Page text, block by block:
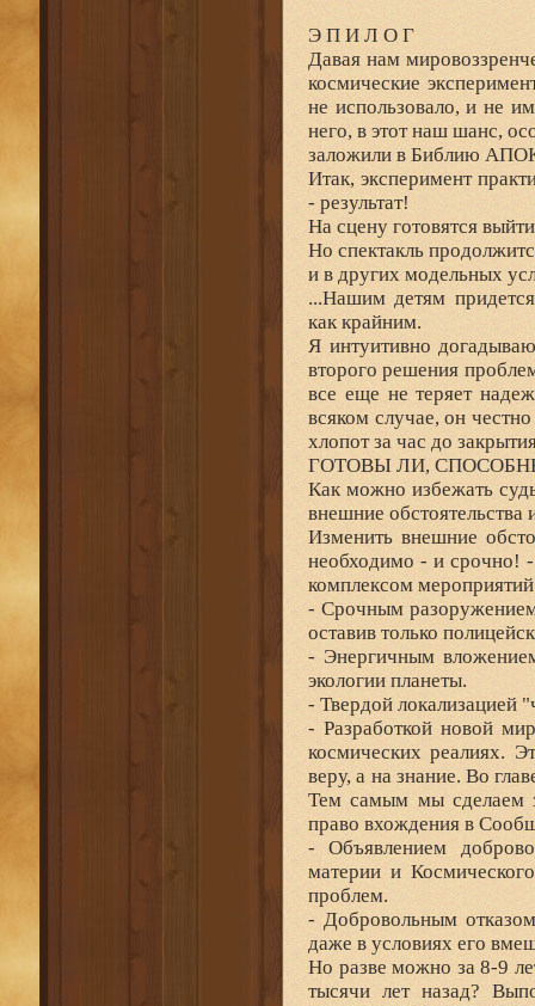
Э П И Л О Г
Давая нам
космические
не использовало, и не
него, в этот наш шанс,
заложили в Библию
Итак, эксперимент
- результат!
На сцену готовятся
Но спектакль
и в других модельных
...Нашим детям придется
как крайним.
Я интуитивно
второго решения
все еще не теряет
всяком случае, он
хлопот за час до
ГОТОВЫ ЛИ,
Как можно избежать
внешние обстоятельства
Изменить внешние
необходимо - и срочно!
комплексом
- Срочным разоружением
оставив только
- Энергичным
экологии планеты.
- Твердой локализацией
- Разработкой новой
космических реалиях.
веру, а на знание. Во
Тем самым мы сделаем
право вхождения в
- Объявлением
материи и
проблем.
- Добровольным
даже в условиях его
Но разве можно за 8-9
тысячи лет назад?